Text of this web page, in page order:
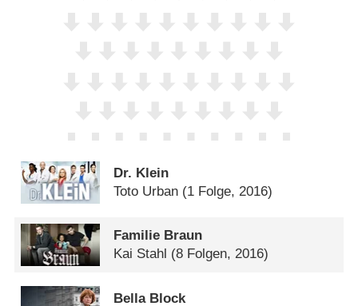
Dr. Klein
Toto Urban (1 Folge, 2016)
Familie Braun
Kai Stahl (8 Folgen, 2016)
Bella Block